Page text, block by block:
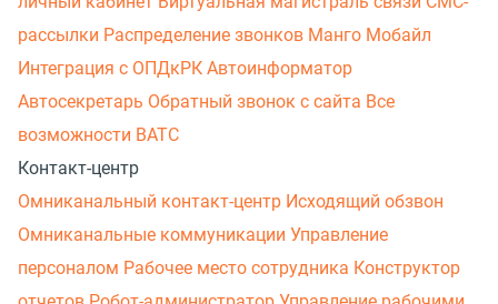
рассылки Распределение звонков Манго Мобайл
Интеграция с ОПДкРК Автоинформатор
Автосекретарь Обратный звонок с сайта Все
возможности ВАТС
Контакт-центр
Омниканальный контакт-центр Исходящий обзвон
Омниканальные коммуникации Управление
персоналом Рабочее место сотрудника Конструктор